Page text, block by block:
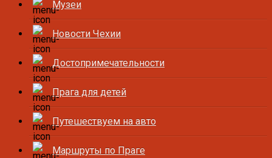
Музеи
Новости Чехии
Достопримечательности
Прага для детей
Путешествуем на авто
Маршруты по Праге